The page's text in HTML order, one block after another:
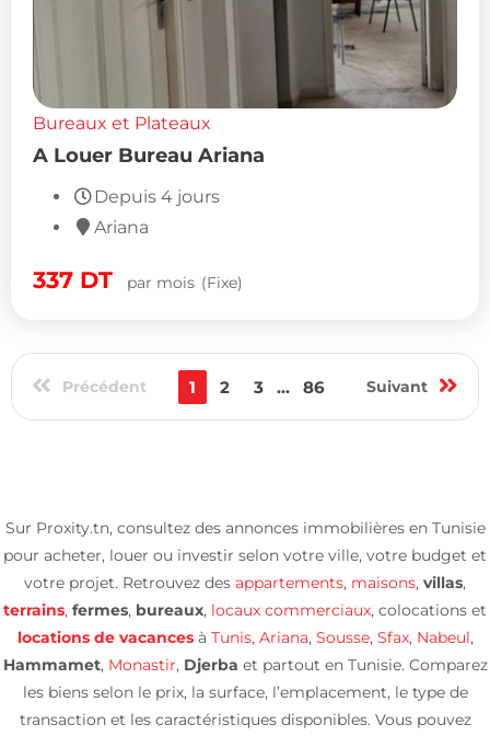
Bureaux et Plateaux
A Louer Bureau Ariana
Depuis 4 jours
Ariana
337 DT par mois (Fixe)
Précédent 1 2 3 ... 86 Suivant
Sur Proxity.tn, consultez des annonces immobilières en Tunisie
pour acheter, louer ou investir selon votre ville, votre budget et
votre projet. Retrouvez des appartements, maisons, villas,
terrains, fermes, bureaux, locaux commerciaux, colocations et
locations de vacancesà Tunis, Ariana, Sousse, Sfax, Nabeul,
Hammamet, Monastir, Djerba et partout en Tunisie. Comparez
les biens selon le prix, la surface, l’emplacement, le type de
transaction et les caractéristiques disponibles. Vous pouvez